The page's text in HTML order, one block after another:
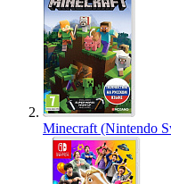
Minecraft (Nintendo